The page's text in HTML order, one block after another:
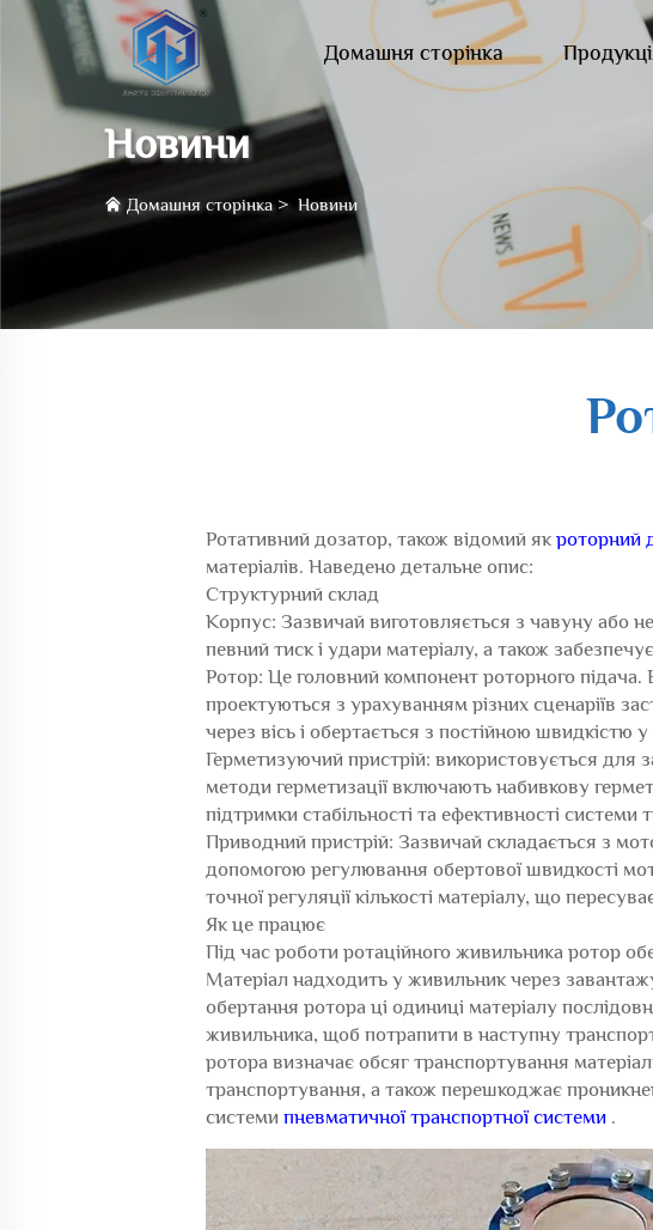
Домашня сторінка
Новини
Домашня сторінка> Новини
Ротативний дозатор, також відомий як роторний
матеріалів. Наведено детальне опис:
Структурний склад
Корпус: Зазвичай виготовляється з чавуну або
певний тиск і удари матеріалу, а також
Ротор: Це головний компонент роторного підача.
проектуються з урахуванням різних сценаріїв
через вісь і обертається з постійною швидкістю у
Герметизуючий пристрій: використовується для
методи герметизації включають набивкову
підтримки стабільності та ефективності системи
Приводний пристрій: Зазвичай складається з
допомогою регулювання обертової швидкості
точної регуляції кількості матеріалу, що
Як це працює
Під час роботи ротаційного живильника ротор
Матеріал надходить у живильник через
обертання ротора ці одиниці матеріалу
живильника, щоб потрапити в наступну
ротора визначає обсяг транспортування
транспортування, а також перешкоджає
системи пневматичної транспортної системи .